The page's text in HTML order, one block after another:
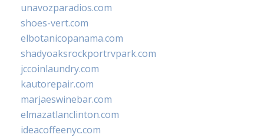
unavozparadios.com
shoes-vert.com
elbotanicopanama.com
shadyoaksrockportrvpark.com
jccoinlaundry.com
kautorepair.com
marjaeswinebar.com
elmazatlanclinton.com
ideacoffeenyc.com